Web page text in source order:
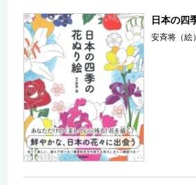
日本の四
安斉将（絵）